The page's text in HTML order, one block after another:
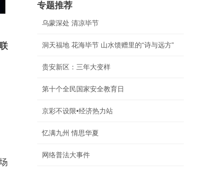
专题推荐
乌蒙深处 清凉毕节
洞天福地 花海毕节 山水馈赠里的“诗与远方”
贵安新区：三年大变样
第十个全民国家安全教育日
京彩不设限•经济热力站
忆满九州 情思华夏
网络普法大事件